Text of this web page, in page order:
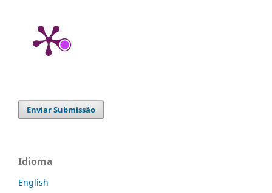
Enviar Submissão
Idioma
English